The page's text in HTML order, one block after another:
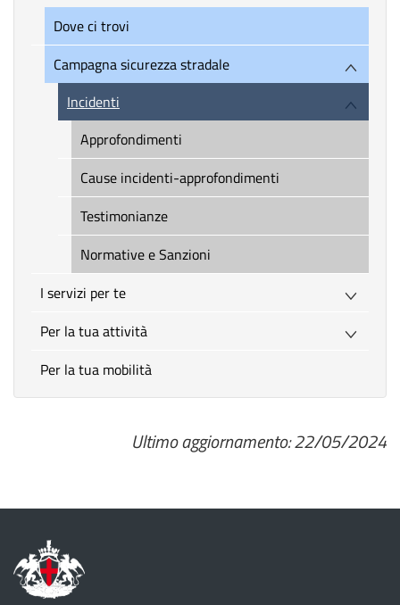
Dove ci trovi
Campagna sicurezza stradale
Incidenti
Approfondimenti
Cause incidenti-approfondimenti
Testimonianze
Normative e Sanzioni
I servizi per te
Per la tua attività
Per la tua mobilità
Ultimo aggiornamento: 22/05/2024